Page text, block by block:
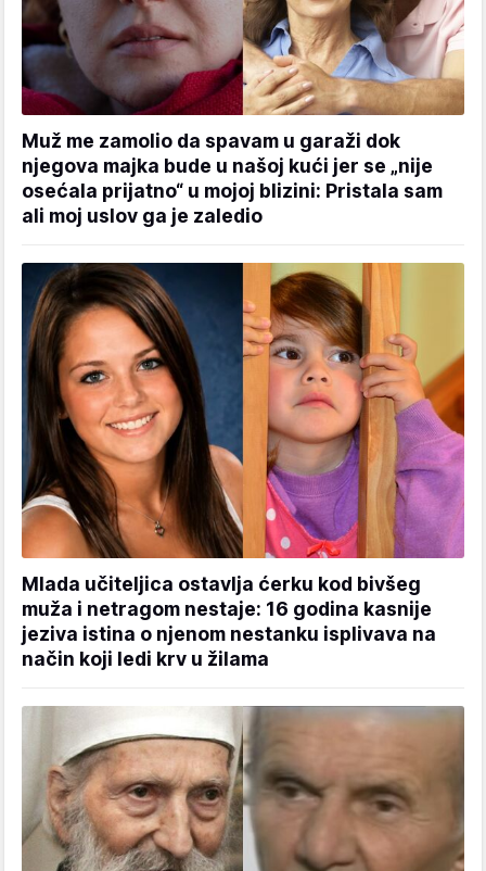
Muž me zamolio da spavam u garaži dok
njegova majka bude u našoj kući jer se „nije
osećala prijatno“ u mojoj blizini: Pristala sam
ali moj uslov ga je zaledio
Mlada učiteljica ostavlja ćerku kod bivšeg
muža i netragom nestaje: 16 godina kasnije
jeziva istina o njenom nestanku isplivava na
način koji ledi krv u žilama